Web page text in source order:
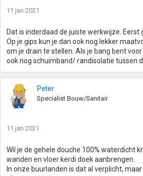
11 jan 2021
Dat is inderdaad de juiste werkwijze. Eerst
Op je gips kun je dan ook nog lekker
om je drain te stellen. Als je bang bent
ook nog schuimband/ randisolatie tussen
Peter
Specialist Bouw/Sanitair
11 jan 2021
Wil je de gehele douche 100% waterdicht
wanden en vloer kerdi doek aanbrengen.
In onze buurlanden is dat al verplicht,